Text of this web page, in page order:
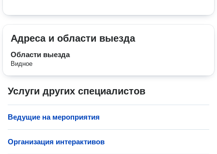
Адреса и области выезда
Области выезда
Видное
Услуги других специалистов
Ведущие на мероприятия
Организация интерактивов